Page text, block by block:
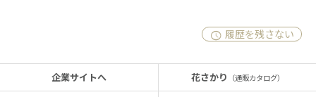
履歴を残さない
企業サイトへ 花さかり （通販カタログ）